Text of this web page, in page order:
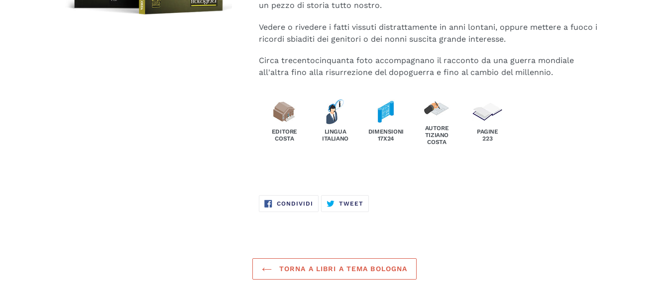
un pezzo di storia tutto nostro.
Vedere o rivedere i fatti vissuti distrattamente in anni lontani, oppure mettere a fuoco i
ricordi sbiaditi dei genitori o dei nonni suscita grande interesse.
Circa trecentocinquanta foto accompagnano il racconto da una guerra mondiale
all'altra fino alla risurrezione del dopoguerra e fino al cambio del millennio.
EDITORE
COSTA
LINGUA
ITALIANO
DIMENSIONI
17X24
AUTORE
TIZIANO
COSTA
PAGINE
223
CONDIVIDI CONDIVIDITWEETTWITTA
TORNA A LIBRI A TEMA BOLOGNA